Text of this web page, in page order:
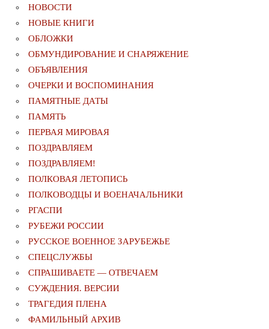
НОВОСТИ
НОВЫЕ КНИГИ
ОБЛОЖКИ
ОБМУНДИРОВАНИЕ И СНАРЯЖЕНИЕ
ОБЪЯВЛЕНИЯ
ОЧЕРКИ И ВОСПОМИНАНИЯ
ПАМЯТНЫЕ ДАТЫ
ПАМЯТЬ
ПЕРВАЯ МИРОВАЯ
ПОЗДРАВЛЯЕМ
ПОЗДРАВЛЯЕМ!
ПОЛКОВАЯ ЛЕТОПИСЬ
ПОЛКОВОДЦЫ И ВОЕНАЧАЛЬНИКИ
РГАСПИ
РУБЕЖИ РОССИИ
РУССКОЕ ВОЕННОЕ ЗАРУБЕЖЬЕ
СПЕЦСЛУЖБЫ
СПРАШИВАЕТЕ — ОТВЕЧАЕМ
СУЖДЕНИЯ. ВЕРСИИ
ТРАГЕДИЯ ПЛЕНА
ФАМИЛЬНЫЙ АРХИВ